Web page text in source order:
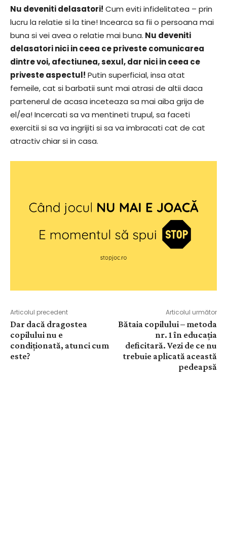
Nu deveniti delasatori! Cum eviti infidelitatea – prin
lucru la relatie si la tine! Incearca sa fii o persoana mai
buna si vei avea o relatie mai buna. Nu deveniti
delasatori nici in ceea ce priveste comunicarea
dintre voi, afectiunea, sexul, dar nici in ceea ce
priveste aspectul! Putin superficial, insa atat
femeile, cat si barbatii sunt mai atrasi de altii daca
partenerul de acasa inceteaza sa mai aiba grija de
el/ea! Incercati sa va mentineti trupul, sa faceti
exercitii si sa va ingrijiti si sa va imbracati cat de cat
atractiv chiar si in casa.
Articolul precedent
Dar dacă dragostea
copilului nu e
condiționată, atunci cum
este?
Articolul următor
Bătaia copilului – metoda
nr. 1 în educația
deficitară. Vezi de ce nu
trebuie aplicată această
pedeapsă